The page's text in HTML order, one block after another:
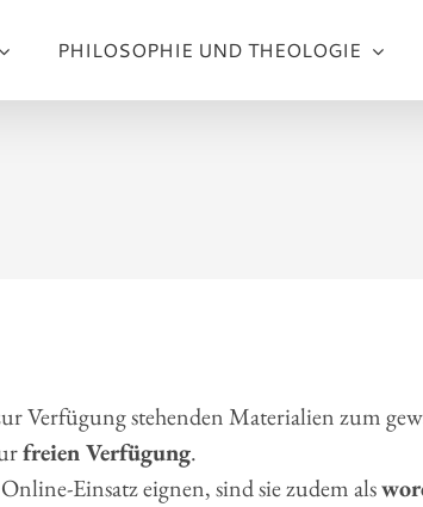
PHILOSOPHIE UND THEOLOGIE
Verfügung stehenden Materialien zum
freien Verfügung.
Einsatz eignen, sind sie zudem als